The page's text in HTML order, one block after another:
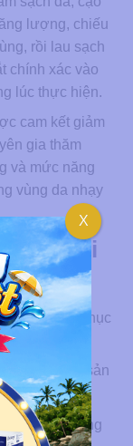
lượng, chiếu
rồi lau sạch
chính xác vào
lúc thực hiện.
cam kết giảm
gia thăm
và mức năng
vùng da nhạy
sau khi
định tốc độ phục
xông hơi và sản
cảm giác căng
X